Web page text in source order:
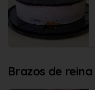
Brazos de reina